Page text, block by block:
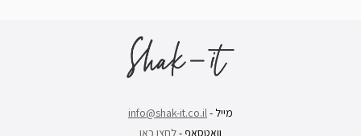
מייל - info@shak-it.co.il
וואטסאפ -לחצו כאן